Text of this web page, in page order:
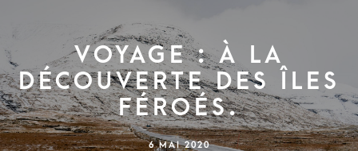
VOYAGE : À la
découverte des Îles
Féroés.
6 MAI 2020